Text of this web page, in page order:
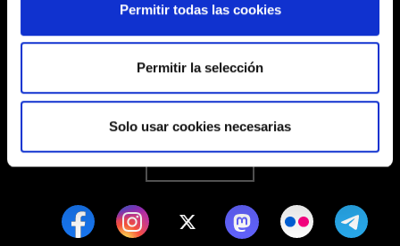
Permitir todas las cookies
Permitir la selección
Solo usar cookies necesarias
Barrainkua, 13 48009 BILBO
Tel:944 03 77 00